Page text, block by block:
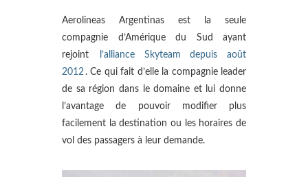
Aerolineas Argentinas est la seule
compagnie d’Amérique du Sud ayant
rejoint
l’alliance Skyteam depuis août
2012 . Ce qui fait d’elle la compagnie leader
de sa région dans le domaine et lui donne
l’avantage de pouvoir modifier plus
facilement la destination ou les horaires de
vol des passagers à leur demande.